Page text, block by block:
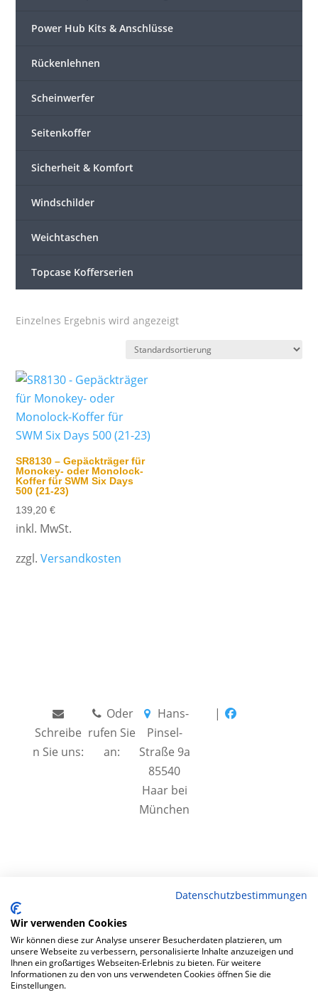
Power Hub Kits & Anschlüsse
Rückenlehnen
Scheinwerfer
Seitenkoffer
Sicherheit & Komfort
Windschilder
Weichtaschen
Topcase Kofferserien
Einzelnes Ergebnis wird angezeigt
SR8130 – Gepäckträger für
Monokey- oder Monolock-
Koffer für SWM Six Days
500 (21-23)
139,20€
inkl. MwSt.
zzgl.Versandkosten
Schreibe
n Sie uns:
Oder
rufen Sie
an:
Hans-
Pinsel-
Straße 9a
85540
Haar bei
München
|
Impressum|AGB |Datenschutz|
Widerrufsrecht|Vertrag widerrufen|
Kontakt
Datenschutzbestimmungen
Wir verwenden Cookies
Wir können diese zur Analyse unserer Besucherdaten platzieren, um
unsere Webseite zu verbessern, personalisierte Inhalte anzuzeigen und
Ihnen ein großartiges Webseiten-Erlebnis zu bieten. Für weitere
Informationen zu den von uns verwendeten Cookies öffnen Sie die
Einstellungen.